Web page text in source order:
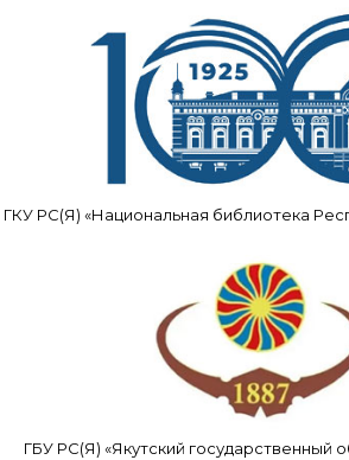
ГКУ РС(Я) «Национальная библиотека
ГБУ РС(Я) «Якутский государственный